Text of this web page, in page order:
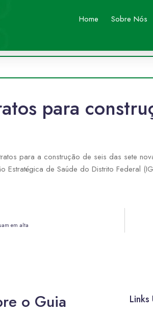
Home Sobre Nós
para
para a construção de seis das sete
de Saúde do Distrito Federal
em alta
o Guia Links